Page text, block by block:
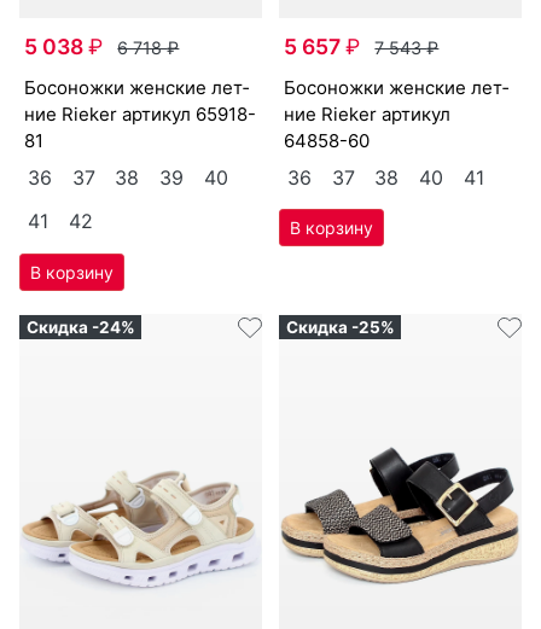
5 038₽ 6 718₽
бо­сонож­ки женс­кие лет­
ние Ri­eker артикул 65918-
81
36 37 38 39
40
41
42
5 657₽ 7 543₽
бо­сонож­ки женс­кие лет­
ние Ri­eker артикул
64858-60
36 37 38 40 41
Скидка -24% Скидка -25%